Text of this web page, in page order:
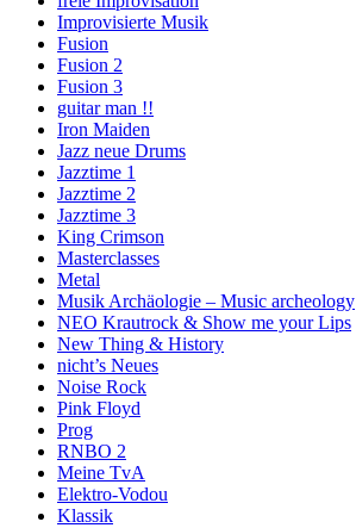
Improvisierte Musik
Fusion
Fusion 2
Fusion 3
guitar man !!
Iron Maiden
Jazz neue Drums
Jazztime 1
Jazztime 2
Jazztime 3
King Crimson
Masterclasses
Metal
Musik Archäologie – Music archeology
NEO Krautrock & Show me your Lips
New Thing & History
nicht’s Neues
Noise Rock
Pink Floyd
Prog
RNBO 2
Meine TvA
Elektro-Vodou
Klassik